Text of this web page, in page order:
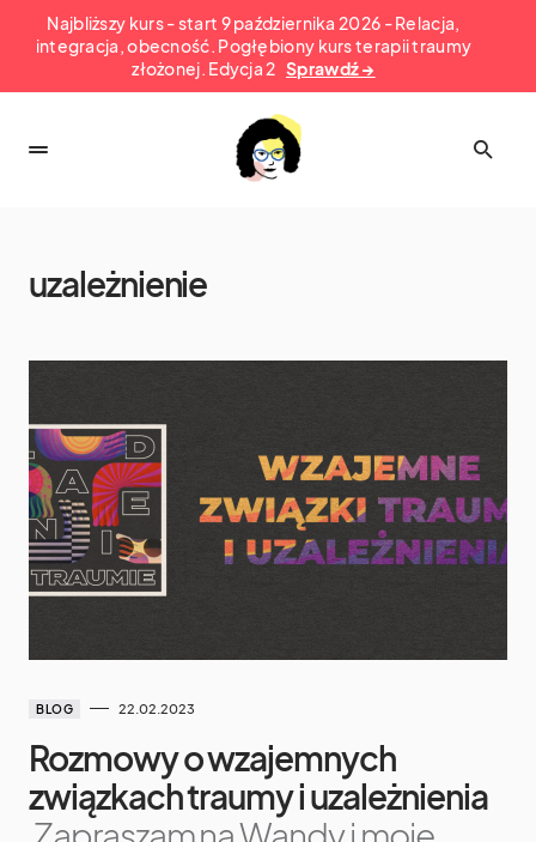
Najbliższy kurs - start 9 października 2026 - Relacja,
integracja, obecność. Pogłębiony kurs terapii traumy
złożonej. Edycja 2 Sprawdź →
uzależnienie
BLOG 22.02.2023
Rozmowy o wzajemnych
związkach traumy i uzależnienia